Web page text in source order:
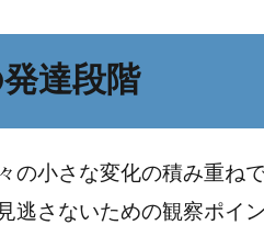
達段階
の小さな変化の積み重ね
逃さないための観察ポイ